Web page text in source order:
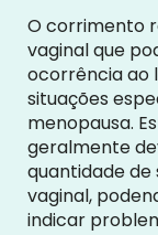
O corrimento
vaginal que
ocorrência ao
situações
menopausa.
geralmente
quantidade
vaginal,
indicar